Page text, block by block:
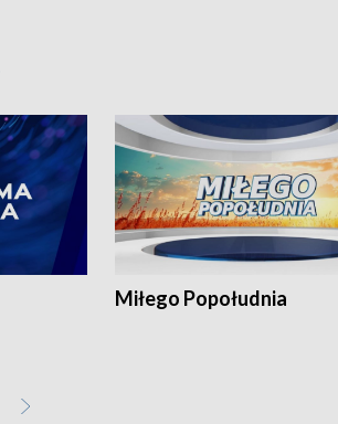
Miłego Popołudnia